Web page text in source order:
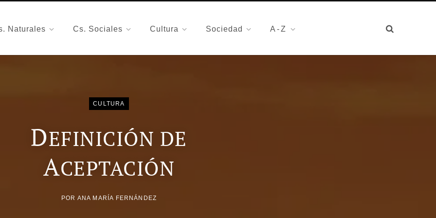
Naturales Cs. Sociales Cultura Sociedad A-Z
CULTURA
DEFINICIÓN DE
ACEPTACIÓN
POR ANA MARÍA FERNÁNDEZ